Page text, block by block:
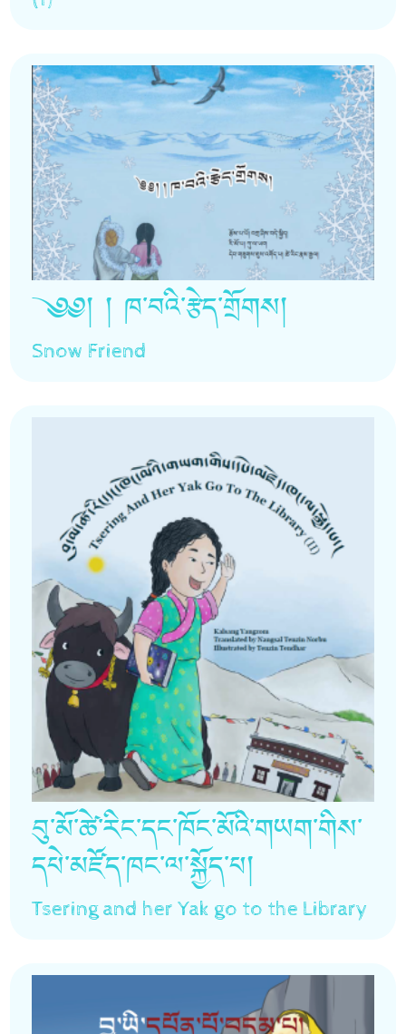
༄༅། ། ཁ་བའི་རྩེད་གྲོགས།
Snow Friend
བུ་མོ་ཚེ་རིང་དང་ཁོང་མོའི་གཡག་གིས་
དཔེ་མཛོད་ཁང་ལ་སྐྱོད་པ།
Tsering and her Yak go to the Library